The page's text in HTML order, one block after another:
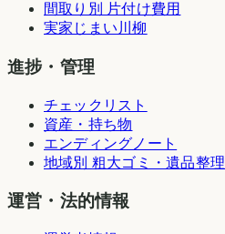
間取り別 片付け費用
実家じまい川柳
進捗・管理
チェックリスト
資産・持ち物
エンディングノート
地域別 粗大ゴミ・遺品整理
運営・法的情報